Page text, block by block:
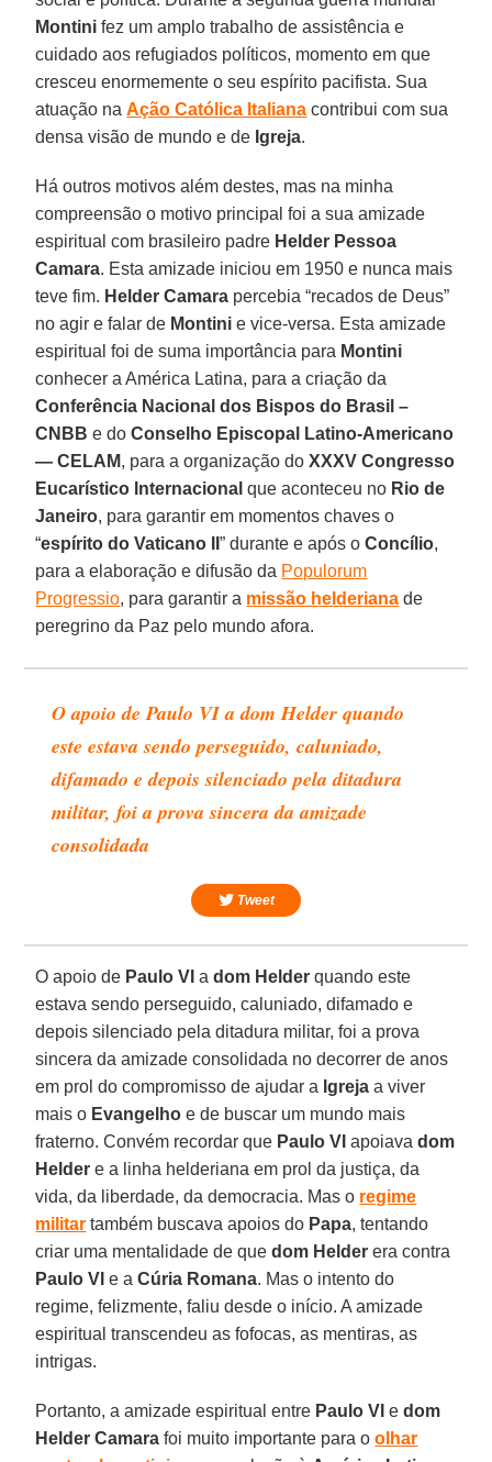
Montini fez um amplo trabalho de assistência e
cuidado aos refugiados políticos, momento em que
cresceu enormemente o seu espírito pacifista. Sua
atuação naAção Católica Italiana contribui com sua
densa visão de mundo e de Igreja.
Há outros motivos além destes, mas na minha
compreensão o motivo principal foi a sua amizade
espiritual com brasileiro padre Helder Pessoa
Camara. Esta amizade iniciou em 1950 e nunca mais
teve fim. Helder Camara percebia “recados de Deus”
no agir e falar de Montini e vice-versa. Esta amizade
espiritual foi de suma importância para Montini
conhecer a América Latina, para a criação da
Conferência Nacional dos Bispos do Brasil –
CNBB e doConselho Episcopal Latino-Americano
— CELAM, para a organização doXXXV Congresso
Eucarístico Internacional que aconteceu no Rio de
Janeiro, para garantir em momentos chaves o
“espírito do Vaticano II” durante e após oConcílio,
para a elaboração e difusão da Populorum
Progressio, para garantir a missão helderiana de
peregrino da Paz pelo mundo afora.
O apoio de Paulo VI a dom Helder quando
este estava sendo perseguido, caluniado,
difamado e depois silenciado pela ditadura
militar, foi a prova sincera da amizade
consolidada
Tweet
O apoio de Paulo VI adom Helder quando este
estava sendo perseguido, caluniado, difamado e
depois silenciado pela ditadura militar, foi a prova
sincera da amizade consolidada no decorrer de anos
em prol do compromisso de ajudar a Igreja a viver
mais o Evangelho e de buscar um mundo mais
fraterno. Convém recordar que Paulo VI apoiavadom
Helder e a linha helderiana em prol da justiça, da
vida, da liberdade, da democracia. Mas o regime
militar também buscava apoios do Papa, tentando
criar uma mentalidade de quedom Helder era contra
Paulo VI e aCúria Romana. Mas o intento do
regime, felizmente, faliu desde o início. A amizade
espiritual transcendeu as fofocas, as mentiras, as
intrigas.
Portanto, a amizade espiritual entre Paulo VI edom
Helder Camara foi muito importante para oolhar